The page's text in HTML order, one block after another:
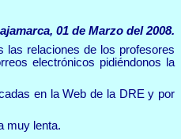
01 de Marzo del 2008.
las relaciones de los profesores
electrónicos pidiéndonos la
en la Web de la DRE y por
muy lenta.